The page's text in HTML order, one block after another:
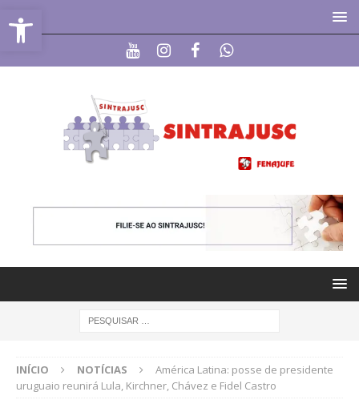
Abrir a barra de ferramentas
INÍCIO NOTÍCIAS
América Latina: posse de presidente
uruguaio reunirá Lula, Kirchner, Chávez e Fidel Castro